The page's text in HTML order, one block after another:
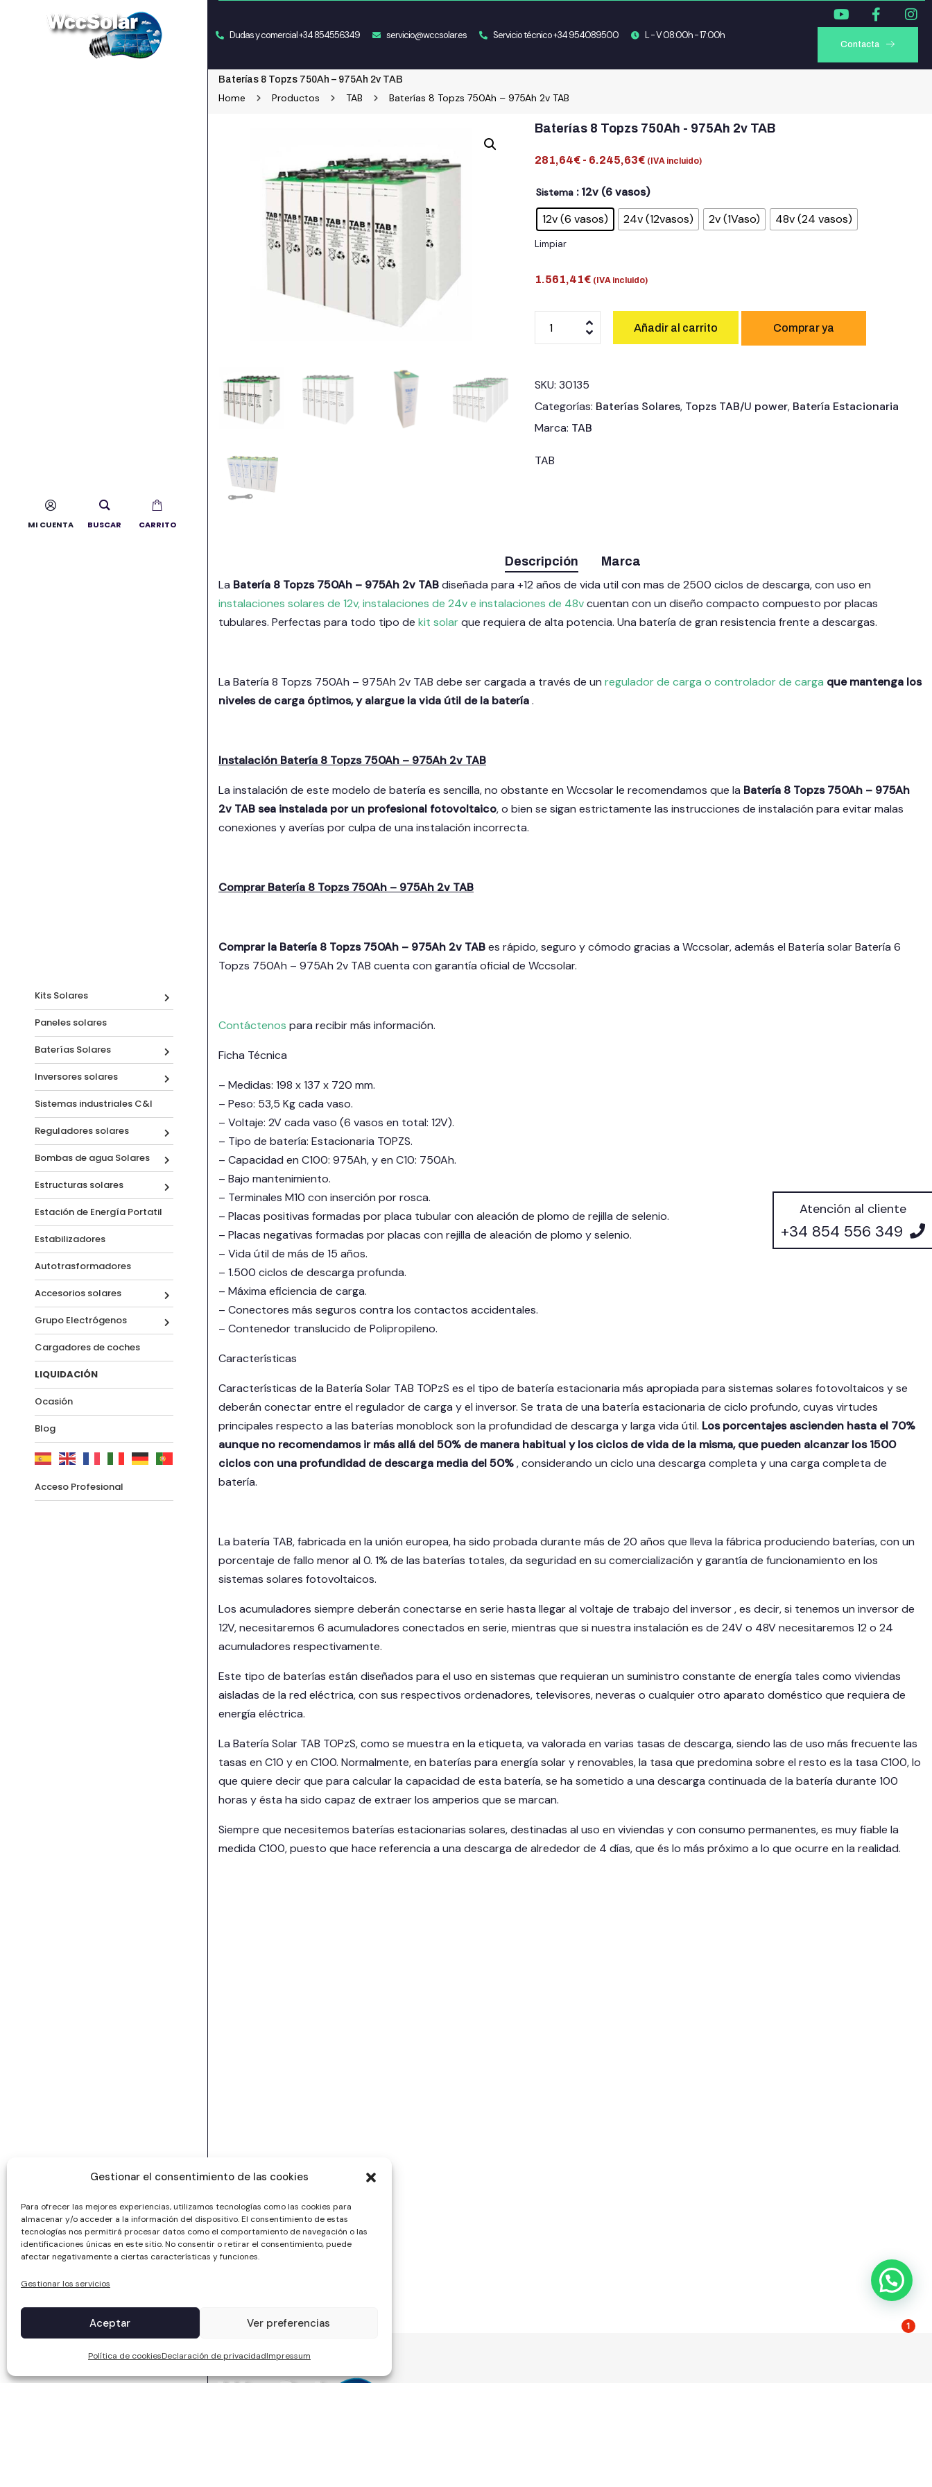
Gestionar el consentimiento de las cookies
Para ofrecer las mejores experiencias, utilizamos tecnologías como las cookies para
almacenar y/o acceder a la información del dispositivo. El consentimiento de estas
tecnologías nos permitirá procesar datos como el comportamiento de navegación o las
identificaciones únicas en este sitio. No consentir o retirar el consentimiento, puede
afectar negativamente a ciertas características y funciones.
Gestionar los servicios
Aceptar Ver preferencias
Política de cookiesDeclaración de privacidadImpressum
Kits Solares
Paneles solares
Baterías Solares
Inversores solares
Sistemas industriales C&I
Reguladores solares
Bombas de agua Solares
Estructuras solares
Estación de Energía Portatil
Estabilizadores
Autotrasformadores
Accesorios solares
Grupo Electrógenos
Cargadores de coches
LIQUIDACIÓN
Ocasión
Blog
Acceso Profesional
MI CUENTA BUSCAR CARRITO
Dudas y comercial +34 854556349 servicio@wccsolar.es Servicio técnico +34 954089500 L - V 08:00h - 17:00h
Contacta
Baterías 8 Topzs 750Ah – 975Ah 2v TAB
Home Productos TAB Baterías 8 Topzs 750Ah – 975Ah 2v TAB
Baterías 8 Topzs 750Ah - 975Ah 2v TAB
281,64€ - 6.245,63€ (IVA incluido)
Sistema : 12v (6 vasos)
12v (6 vasos)
24v (12vasos) 2v (1Vaso) 48v (24 vasos)
Limpiar
1.561,41€ (IVA incluido)
Añadir al carrito
SKU:30135
Categorías: Baterías Solares, Topzs TAB/U power, Batería Estacionaria
Marca: TAB
TAB
Descripción Marca
La Batería 8 Topzs 750Ah – 975Ah 2v TABdiseñada para +12 años de vida util con mas de 2500 ciclos de descarga, con uso en
instalaciones solares de 12v, instalaciones de 24v e instalaciones de 48vcuentan con un diseño compacto compuesto por placas
tubulares. Perfectas para todo tipo de kit solarque requiera de alta potencia. Una batería de gran resistencia frente a descargas.
La Batería 8 Topzs 750Ah – 975Ah 2v TAB debe ser cargada a través de un regulador de carga o controlador de carga que mantenga los
niveles de carga óptimos, y alargue la vida útil de la batería.
Instalación Batería 8 Topzs 750Ah – 975Ah 2v TAB
La instalación de este modelo de batería es sencilla, no obstante en Wccsolar le recomendamos que la Batería 8 Topzs 750Ah – 975Ah
2v TAB sea instalada por un profesional fotovoltaico, o bien se sigan estrictamente las instrucciones de instalación para evitar malas
conexiones y averías por culpa de una instalación incorrecta.
Comprar Batería 8 Topzs 750Ah – 975Ah 2v TAB
Comprar la Batería 8 Topzs 750Ah – 975Ah 2v TABes rápido, seguro y cómodo gracias a Wccsolar, además el Batería solar Batería 6
Topzs 750Ah – 975Ah 2v TAB cuenta con garantía oficial de Wccsolar.
Contáctenos para recibir más información.
Ficha Técnica
– Medidas: 198 x 137 x 720 mm.
– Peso: 53,5 Kg cada vaso.
– Voltaje: 2V cada vaso (6 vasos en total: 12V).
– Tipo de batería: Estacionaria TOPZS.
– Capacidad en C100: 975Ah, y en C10: 750Ah.
– Bajo mantenimiento.
– Terminales M10 con inserción por rosca.
– Placas positivas formadas por placa tubular con aleación de plomo de rejilla de selenio.
– Placas negativas formadas por placas con rejilla de aleación de plomo y selenio.
– Vida útil de más de 15 años.
– 1.500 ciclos de descarga profunda.
– Máxima eficiencia de carga.
– Conectores más seguros contra los contactos accidentales.
– Contenedor translucido de Polipropileno.
Características
Características de la Batería Solar TAB TOPzS es el tipo de batería estacionaria más apropiada para sistemas solares fotovoltaicos y se
deberán conectar entre el regulador de carga y el inversor. Se trata de una batería estacionaria de ciclo profundo, cuyas virtudes
principales respecto a las baterías monoblock son la profundidad de descarga y larga vida útil. Los porcentajes ascienden hasta el 70%
aunque no recomendamos ir más allá del 50% de manera habitual y los ciclos de vida de la misma, que pueden alcanzar los 1500
ciclos con una profundidad de descarga media del 50%, considerando un ciclo una descarga completa y una carga completa de
batería.
La batería TAB, fabricada en la unión europea, ha sido probada durante más de 20 años que lleva la fábrica produciendo baterías, con un
porcentaje de fallo menor al 0. 1% de las baterías totales, da seguridad en su comercialización y garantía de funcionamiento en los
sistemas solares fotovoltaicos.
Los acumuladores siempre deberán conectarse en serie hasta llegar al voltaje de trabajo del inversor , es decir, si tenemos un inversor de
12V, necesitaremos 6 acumuladores conectados en serie, mientras que si nuestra instalación es de 24V o 48V necesitaremos 12 o 24
acumuladores respectivamente.
Este tipo de baterías están diseñados para el uso en sistemas que requieran un suministro constante de energía tales como viviendas
aisladas de la red eléctrica, con sus respectivos ordenadores, televisores, neveras o cualquier otro aparato doméstico que requiera de
energía eléctrica.
La Batería Solar TAB TOPzS, como se muestra en la etiqueta, va valorada en varias tasas de descarga, siendo las de uso más frecuente las
tasas en C10 y en C100. Normalmente, en baterías para energía solar y renovables, la tasa que predomina sobre el resto es la tasa C100, lo
que quiere decir que para calcular la capacidad de esta batería, se ha sometido a una descarga continuada de la batería durante 100
horas y ésta ha sido capaz de extraer los amperios que se marcan.
Siempre que necesitemos baterías estacionarias solares, destinadas al uso en viviendas y con consumo permanentes, es muy fiable la
medida C100, puesto que hace referencia a una descarga de alrededor de 4 días, que és lo más próximo a lo que ocurre en la realidad.
1
Atención al cliente
+34 854 556 349